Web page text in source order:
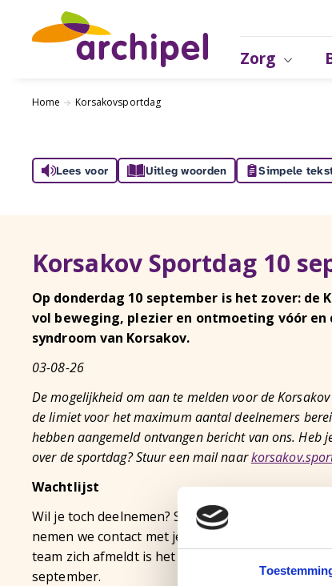
Zorg
Home Korsakovsportdag
Lees voor Uitleg woorden Simpele
Korsakov Sportdag 10
Op donderdag 10 september is het zover: de
vol beweging, plezier en ontmoeting vóór en
syndroom van Korsakov.
03-08-26
De mogelijkheid om aan te melden voor de
de limiet voor het maximum aantal deelnemers
hebben aangemeld ontvangen bericht van ons.Heb
over de sportdag? Stuur een mail naar
Wachtlijst
Wil je toch deelnemen? Stuur dan een mail naar
nemen we contact met je op voor plaatsing op de
team zich afmeldt is het mogelijk om nog deel te
september.